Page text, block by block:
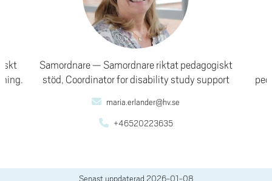
Samordnare
Samordnare riktat pedagogiskt
stöd, Coordinator for disability study support
maria.erlander@hv.se
+46520223635
Senast uppdaterad 2026-01-08